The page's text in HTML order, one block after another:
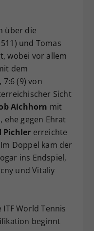
über die
und Tomas
wobei vor allem
dem
7:6 (9) von
Sicht
Aichhorn mit
ehe gegen Ehrat
Pichler erreichte
Doppel kam der
ins Endspiel,
und Vitaliy
World Tennis
beginnt
ID, für die
Ihrer
falls der
dies eingestellt